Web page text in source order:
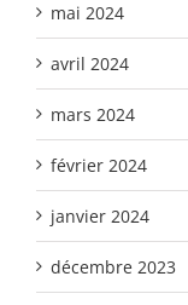
mai 2024
avril 2024
mars 2024
février 2024
janvier 2024
décembre 2023